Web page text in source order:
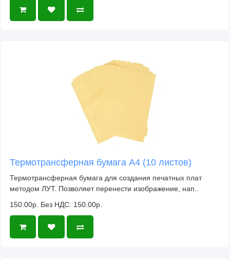
Термотрансферная бумага А4 (10 листов)
Термотрансферная бумага для создания печатных плат
методом ЛУТ. Позволяет перенести изображение, нап..
150.00р. Без НДС: 150.00р.